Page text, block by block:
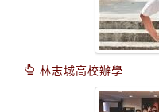
林志城高校辦學